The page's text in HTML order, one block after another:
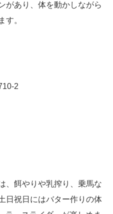
があり、体を動かしながら
す。
2
、餌やりや乳搾り、乗馬な
日祝日にはバター作りの体